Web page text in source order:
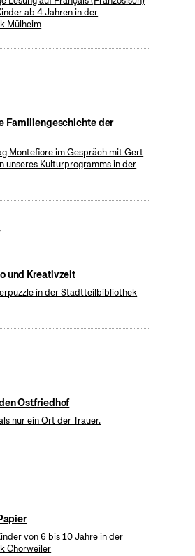
ab 4 Jahren in der
Mülheim
Familiengeschichte der
Montefiore im Gespräch mit Gert
unseres Kulturprogramms in der
und Kreativzeit
in der Stadtteilbibliothek
Ostfriedhof
nur ein Ort der Trauer.
von 6 bis 10 Jahre in der
Chorweiler